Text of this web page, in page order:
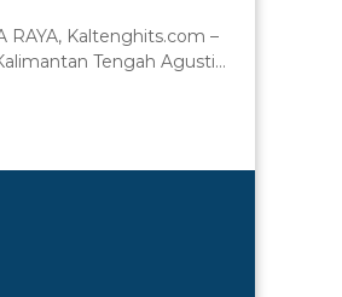
RAYA, Kaltenghits.com –
Tengah Agustiar